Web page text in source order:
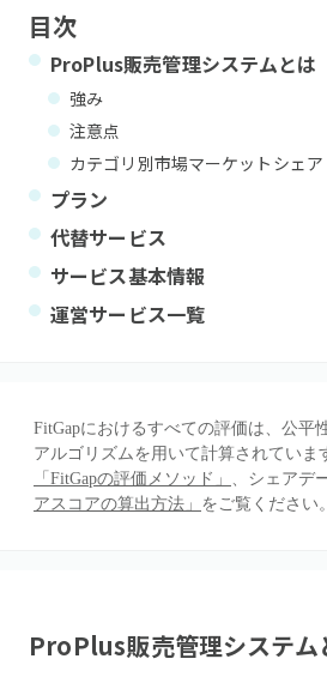
目次
ProPlus販売管理システムとは
強み
注意点
カテゴリ別市場マーケットシェア
プラン
代替サービス
サービス基本情報
運営サービス一覧
FitGapにおけるすべての評価は、公平
アルゴリズムを用いて計算されていま
「FitGapの評価メソッド」 、シェアデ
アスコアの算出方法」 をご覧ください。
ProPlus販売管理システム